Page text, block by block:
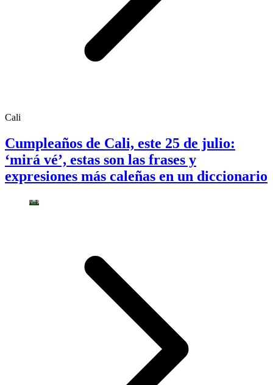
Cali
Cumpleaños de Cali, este 25 de julio:
‘mirá vé’, estas son las frases y
expresiones más caleñas en un diccionario